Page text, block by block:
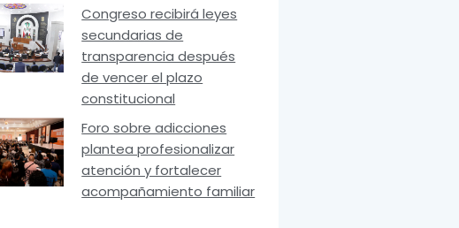
Congreso recibirá leyes
secundarias de
transparencia después
de vencer el plazo
constitucional
Foro sobre adicciones
plantea profesionalizar
atención y fortalecer
acompañamiento familiar